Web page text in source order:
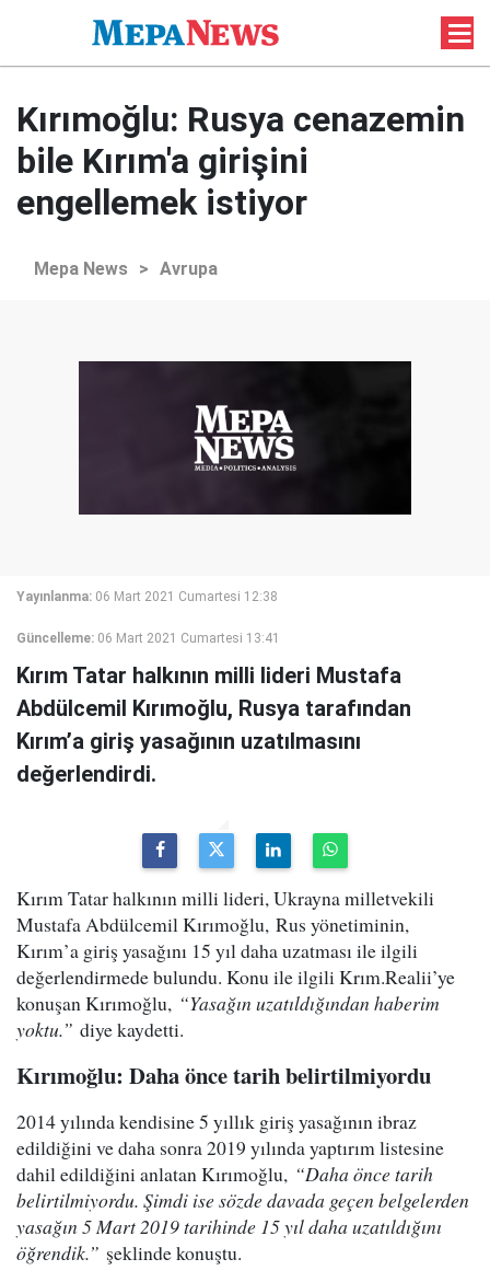
Kırımoğlu: Rusya cenazemin
bile Kırım'a girişini
engellemek istiyor
Mepa News > Avrupa
Yayınlanma: 06 Mart 2021 Cumartesi 12:38
Güncelleme: 06 Mart 2021 Cumartesi 13:41
Kırım Tatar halkının milli lideri Mustafa
Abdülcemil Kırımoğlu, Rusya tarafından
Kırım’a giriş yasağının uzatılmasını
değerlendirdi.
Kırım Tatar halkının milli lideri, Ukrayna milletvekili
Mustafa Abdülcemil Kırımoğlu, Rus yönetiminin,
Kırım’a giriş yasağını 15 yıl daha uzatması ile ilgili
değerlendirmede bulundu. Konu ile ilgili Krım.Realii’ye
konuşan Kırımoğlu, “Yasağın uzatıldığından haberim
yoktu.” diye kaydetti.
Kırımoğlu: Daha önce tarih belirtilmiyordu
2014 yılında kendisine 5 yıllık giriş yasağının ibraz
edildiğini ve daha sonra 2019 yılında yaptırım listesine
dahil edildiğini anlatan Kırımoğlu, “Daha önce tarih
belirtilmiyordu. Şimdi ise sözde davada geçen belgelerden
yasağın 5 Mart 2019 tarihinde 15 yıl daha uzatıldığını
öğrendik.” şeklinde konuştu.